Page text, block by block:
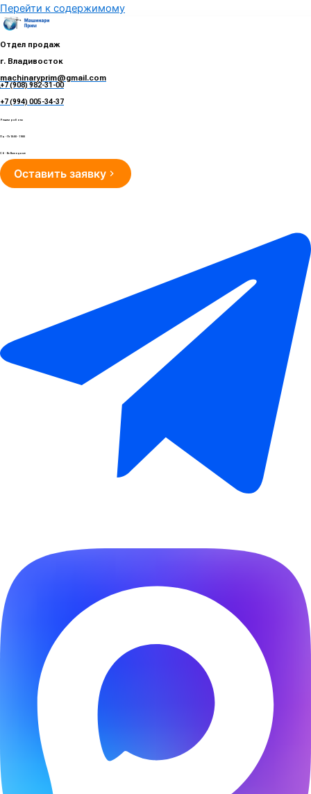
Перейти к содержимому
Отдел продаж
г. Владивосток
machinaryprim@gmail.com
+7 (908) 982-31-00
+7 (994) 005-34-37
Режим работы
Пн - Пт 10:00 - 19:00
Сб - Вс Выходные
Оставить заявку